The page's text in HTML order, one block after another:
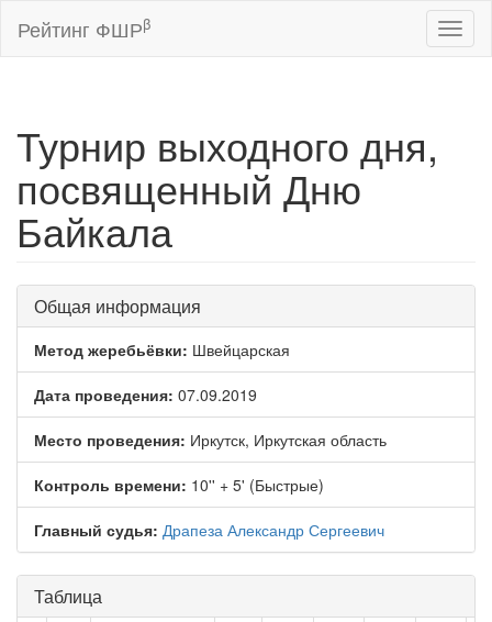
Рейтинг ФШРβ
Турнир выходного дня,
посвященный Дню
Байкала
Общая информация
Метод жеребьёвки: Швейцарская
Дата проведения: 07.09.2019
Место проведения: Иркутск, Иркутская область
Контроль времени: 10'' + 5' (Быстрые)
Главный судья: Драпеза Александр Сергеевич
Таблица